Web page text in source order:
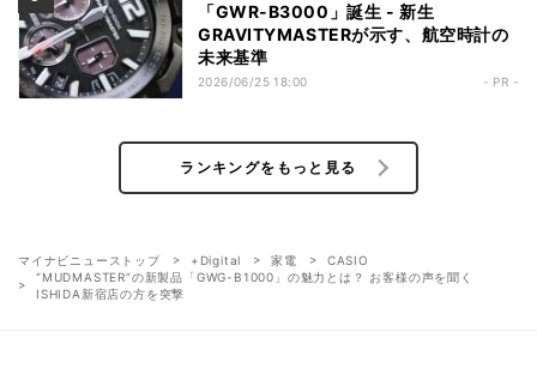
「GWR-B3000」誕生 - 新生
GRAVITYMASTERが示す、航空時計の
未来基準
2026/06/25 18:00 - PR -
ランキングをもっと見る
マイナビニューストップ +Digital 家電
CASIO
“MUDMASTER”の新製品「GWG-B1000」の魅力とは？ お客様の声を聞く
ISHIDA新宿店の方を突撃